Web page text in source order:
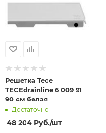
Решетка Tece
TECEdrainline 6 009 91
90 см белая
Достаточно
48 204Руб./шт